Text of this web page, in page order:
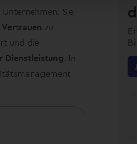
Sie
Vertrauen zu
und die
Dienstleistung. In